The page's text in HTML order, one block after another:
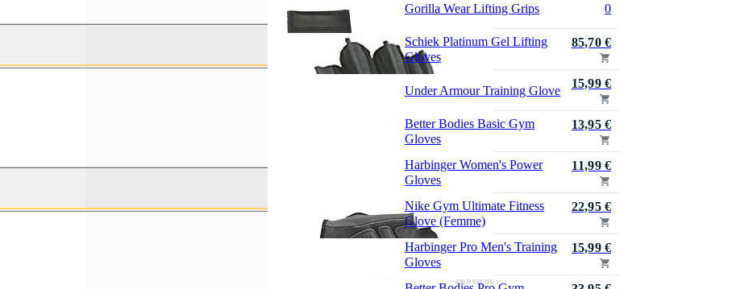
Gorilla Wear Lifting Grips 0
Schiek Platinum Gel Lifting
Gloves
85,70 €
Under Armour Training Glove 15,99 €
Better Bodies Basic Gym
Gloves
13,95 €
Harbinger Women's Power
Gloves
11,99 €
Nike Gym Ultimate Fitness
Glove (Femme)
22,95 €
Harbinger Pro Men's Training
Gloves
15,99 €